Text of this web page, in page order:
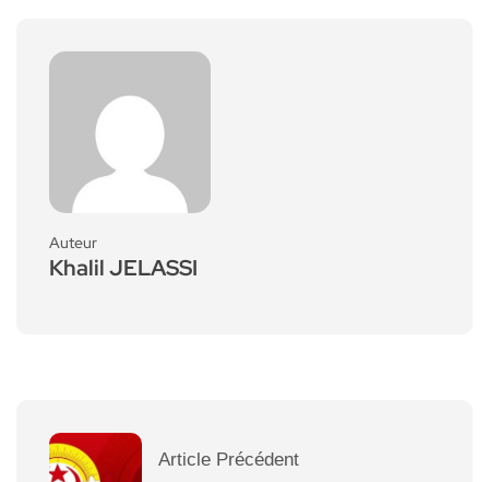
Auteur
Khalil JELASSI
Article Précédent